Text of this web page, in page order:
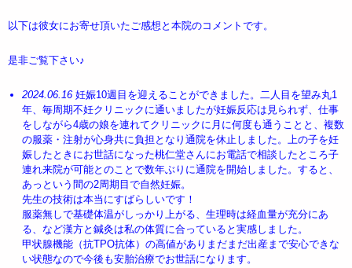
以下は彼女にお寄せ頂いたご感想と本院のコメントです。
是非ご覧下さい♪
2024.06.16 妊娠10週目を迎えることができました。二人目を望み丸1
年、毎周期不妊クリニックに通いましたが妊娠反応は見られず、仕事
をしながら4歳の娘を連れてクリニックに月に何度も通うことと、複数
の服薬・注射が心身共に負担となり通院を休止しました。上の子を妊
娠したときにお世話になった桃仁堂さんにお電話で相談したところ子
連れ来院が可能とのことで数年ぶりに通院を開始しました。すると、
あっという間の2周期目で自然妊娠。
先生の技術は本当にすばらしいです！
服薬無しで基礎体温がしっかり上がる、生理時は経血量が充分にあ
る、など漢方と鍼灸は私の体質に合っていると実感しました。
甲状腺機能（抗TPO抗体）の高値がありまだまだ出産まで安心できな
い状態なので今後も安胎治療でお世話になります。